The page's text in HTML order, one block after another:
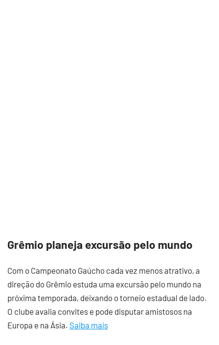
Grêmio planeja excursão pelo mundo
Com o Campeonato Gaúcho cada vez menos atrativo, a
direção do Grêmio estuda uma excursão pelo mundo na
próxima temporada, deixando o torneio estadual de lado.
O clube avalia convites e pode disputar amistosos na
Europa e na Ásia. Saiba mais